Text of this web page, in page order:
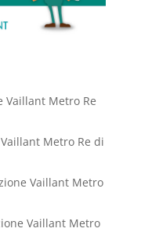
Vaillant Metro Re
Metro Re di
Vaillant Metro
Vaillant Metro